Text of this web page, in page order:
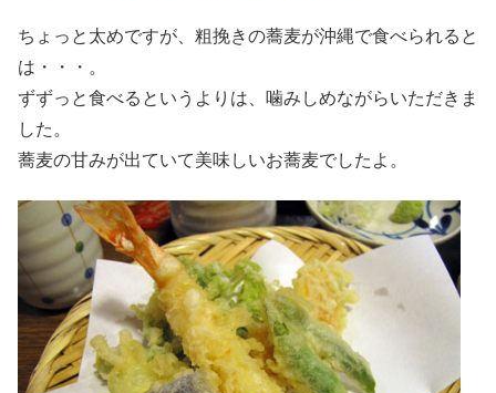
ちょっと太めですが、粗挽きの蕎麦が沖縄で食べられると
は・・・。
ずずっと食べるというよりは、噛みしめながらいただきま
した。
蕎麦の甘みが出ていて美味しいお蕎麦でしたよ。